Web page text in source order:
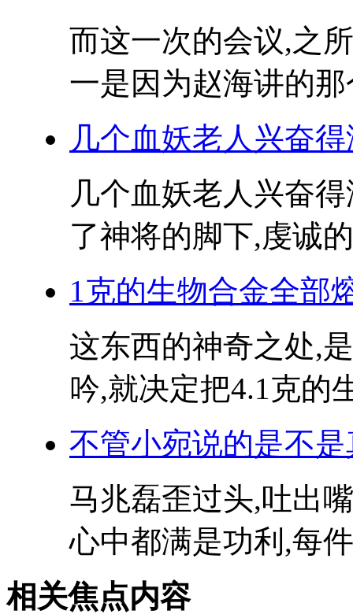
而这一次的会议,之
一是因为赵海讲的
几个血妖老人兴奋
几个血妖老人兴奋
了神将的脚下,虔诚
1克的生物合金全部
这东西的神奇之处,
吟,就决定把4.1克的
不管小宛说的是不
马兆磊歪过头,吐出
心中都满是功利,每
相关焦点内容